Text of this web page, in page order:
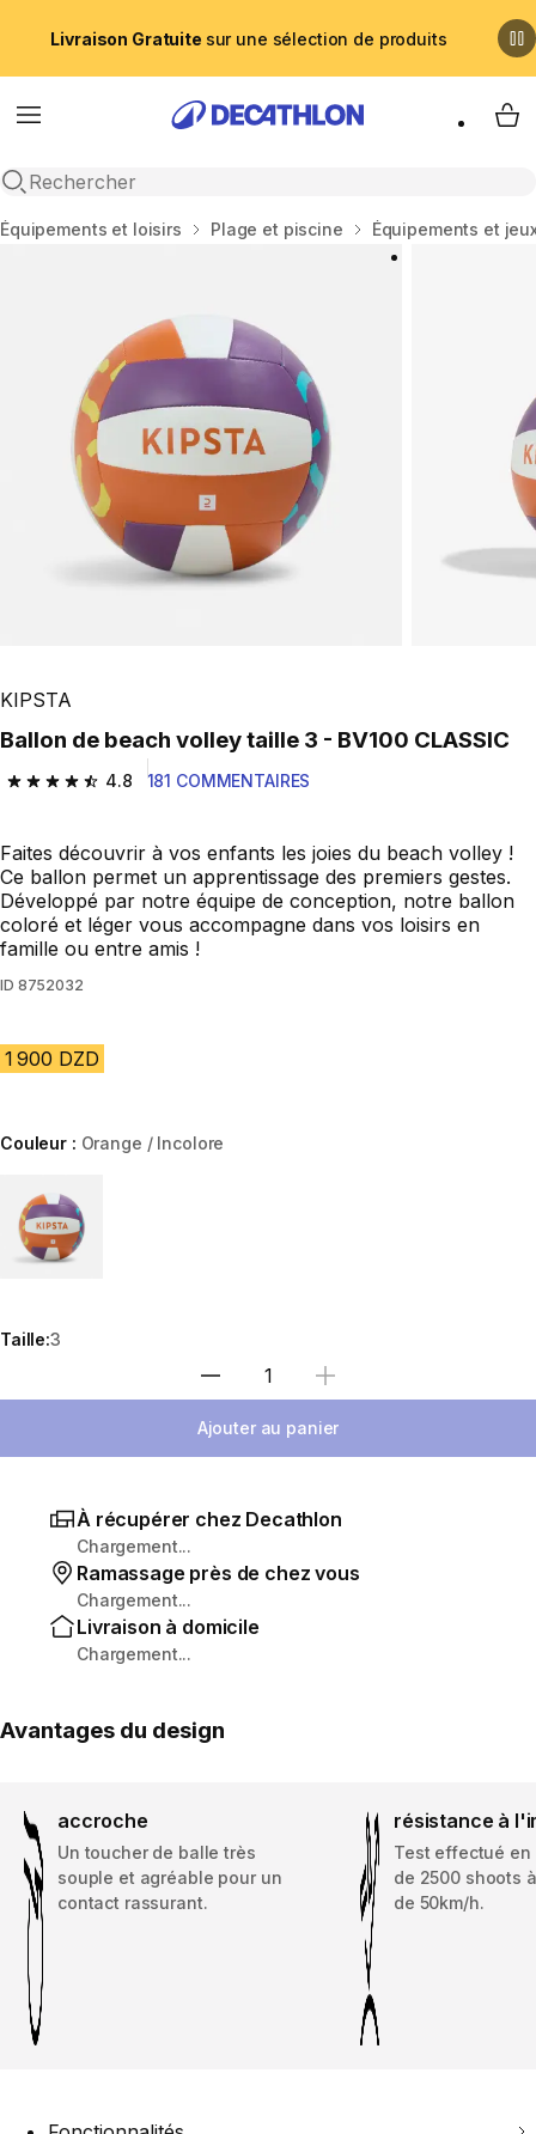
Livraison Gratuite sur une sélection de produits
Menu
Recherche ouverte
My
Accueil
Équipements et loisirs Plage et piscine Équipements et
KIPSTA
Ballon de beach volley taille 3 - BV100 CLASSIC
4.8
4.8 out of 5 stars from 181 reviews
181 COMMENTAIRES
Faites découvrir à vos enfants les joies du beach volley !
Ce ballon permet un apprentissage des premiers gestes.
Développé par notre équipe de conception, notre ballon
coloré et léger vous accompagne dans vos loisirs en
famille ou entre amis !
ID 8752032
1 900 DZD
Couleur : Orange / Incolore
Taille:3
Sélectionnez la quantité
Ajouter au panier
À récupérer chez Decathlon
Chargement...
Ramassage près de chez vous
Chargement...
Livraison à domicile
Chargement...
Avantages du design
accroche
Un toucher de balle très
souple et agréable pour un
contact rassurant.
résistance à
Test effectué
de 2500 shoots
de 50km/h.